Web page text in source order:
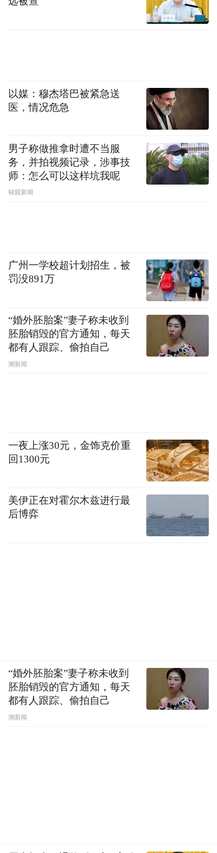
以媒：穆杰塔巴被紧急送
医，情况危急
男子称做推拿时遭不当服
务，并拍视频记录，涉事技
师：怎么可以这样坑我呢
锦观新闻
广州一学校超计划招生，被
罚没891万
“婚外胚胎案”妻子称未收到
胚胎销毁的官方通知，每天
都有人跟踪、偷拍自己
潮新闻
一夜上涨30元，金饰克价重
回1300元
美伊正在对霍尔木兹进行最
后博弈
“婚外胚胎案”妻子称未收到
胚胎销毁的官方通知，每天
都有人跟踪、偷拍自己
潮新闻